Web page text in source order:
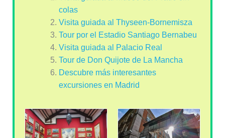
colas
Visita guiada al Thyseen-Bornemisza
Tour por el Estadio Santiago Bernabeu
Visita guiada al Palacio Real
Tour de Don Quijote de La Mancha
Descubre más interesantes
excursiones en Madrid